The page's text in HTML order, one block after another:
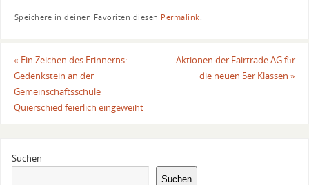
Speichere in deinen Favoriten diesen Permalink.
« Ein Zeichen des Erinnerns:
Gedenkstein an der
Gemeinschaftsschule
Quierschied feierlich eingeweiht
Aktionen der Fairtrade AG für
die neuen 5er Klassen»
Suchen
Suchen